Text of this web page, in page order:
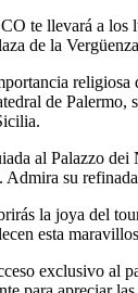
te llevará a los
de la
religiosa
de
al Palazzo
su
la joya del
esta
exclusivo al